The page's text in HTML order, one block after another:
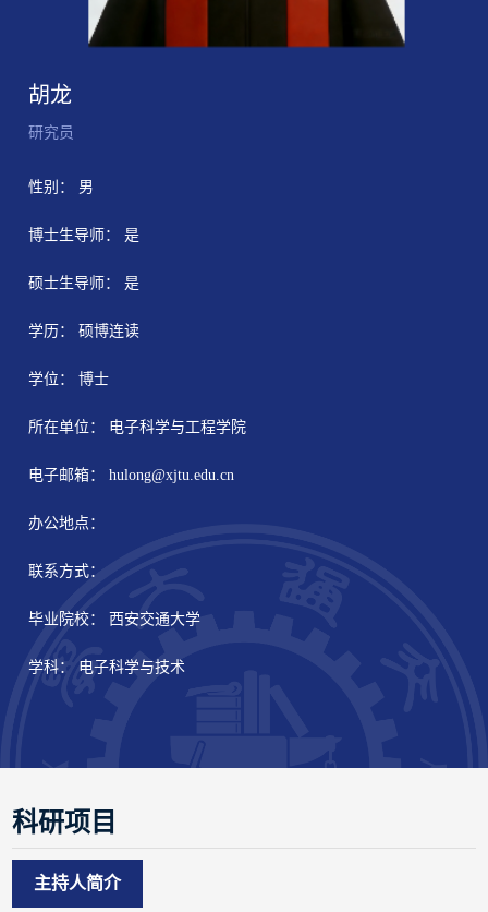
胡龙
研究员
性别： 男
博士生导师： 是
硕士生导师： 是
学历： 硕博连读
学位： 博士
所在单位： 电子科学与工程学院
电子邮箱：hulong@xjtu.edu.cn
办公地点：
联系方式：
毕业院校： 西安交通大学
学科： 电子科学与技术
科研项目
主持人简介